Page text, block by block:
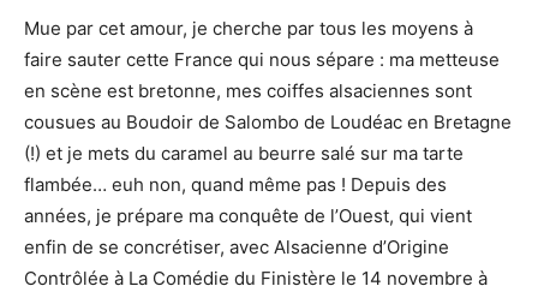
Mue par cet amour, je cherche par tous les moyens à
faire sauter cette France qui nous sépare : ma metteuse
en scène est bretonne, mes coiffes alsaciennes sont
cousues au Boudoir de Salombo de Loudéac en Bretagne
(!) et je mets du caramel au beurre salé sur ma tarte
flambée… euh non, quand même pas ! Depuis des
années, je prépare ma conquête de l’Ouest, qui vient
enfin de se concrétiser, avec Alsacienne d’Origine
Contrôlée à La Comédie du Finistère le 14 novembre à